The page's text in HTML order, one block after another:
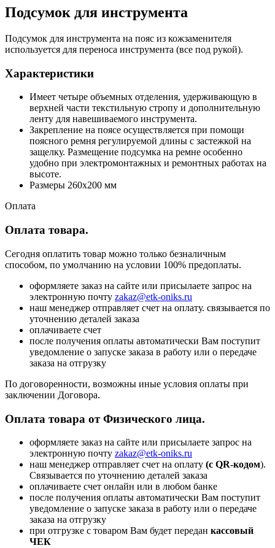
Подсумок для инструмента
Подсумок для инструмента на пояс из кожзаменителя
используется для переноса инструмента (все под рукой).
Характеристики
Имеет четыре объемных отделения, удерживающую в
верхней части текстильную стропу и дополнительную
ленту для навешиваемого инструмента.
Закрепление на поясе осуществляется при помощи
поясного ремня регулируемой длины с застежкой на
защелку. Размещение подсумка на ремне особенно
удобно при электромонтажных и ремонтных работах на
высоте.
Размеры 260х200 мм
Оплата
Оплата товара.
Сегодня оплатить товар можно только безналичным
способом, по умолчанию на условии 100% предоплаты.
оформляете заказ на сайте или присылаете запрос на
электронную почту zakaz@etk-oniks.ru
наш менеджер отправляет счет на оплату. связывается по
уточнению деталей заказа
оплачиваете счет
после получения оплаты автоматически Вам поступит
уведомление о запуске заказа в работу или о передаче
заказа на отгрузку
По договоренности, возможны иные условия оплаты при
заключении Договора.
Оплата товара от Физического лица.
оформляете заказ на сайте или присылаете запрос на
электронную почту zakaz@etk-oniks.ru
наш менеджер отправляет счет на оплату (с QR-кодом).
Связывается по уточнению деталей заказа
оплачиваете счет онлайн или в любом банке
после получения оплаты автоматически Вам поступит
уведомление о запуске заказа в работу или о передаче
заказа на отгрузку
при отгрузке с товаром Вам будет передан кассовый
ЧЕК